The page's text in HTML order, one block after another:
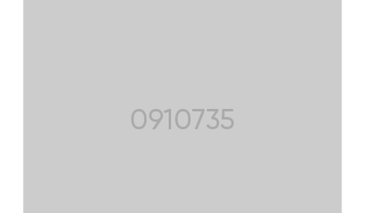
0910735